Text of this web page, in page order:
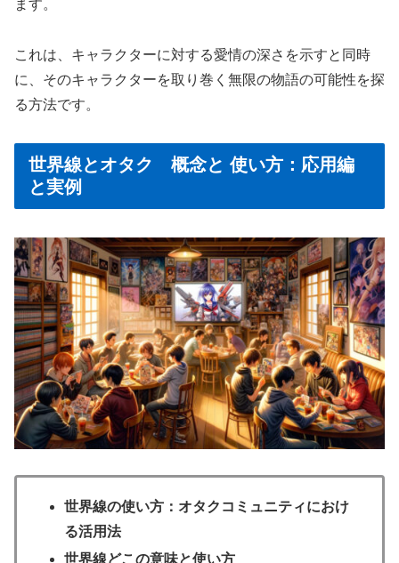
ます。
これは、キャラクターに対する愛情の深さを示すと同時
に、そのキャラクターを取り巻く無限の物語の可能性を探
る方法です。
世界線とオタク 概念と 使い方：応用編
と実例
世界線の使い方：オタクコミュニティにおけ
る活用法
世界線どこの意味と使い方